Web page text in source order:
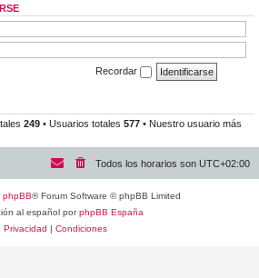
Recordar
249 • Usuarios totales 577 • Nuestro usuario más
Todos los horarios son UTC+02:00
phpBB® Forum Software © phpBB Limited
al español porphpBB España
Privacidad | Condiciones